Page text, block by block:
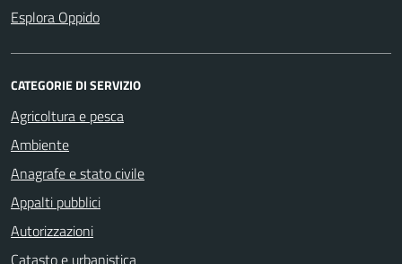
Esplora Oppido
CATEGORIE DI SERVIZIO
Agricoltura e pesca
Ambiente
Anagrafe e stato civile
Appalti pubblici
Autorizzazioni
Catasto e urbanistica